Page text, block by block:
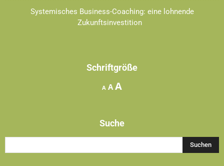
Systemisches Business-Coaching: eine lohnende
Zukunftsinvestition
Schriftgröße
A Decrease
A Reset
AIncrease
Suche